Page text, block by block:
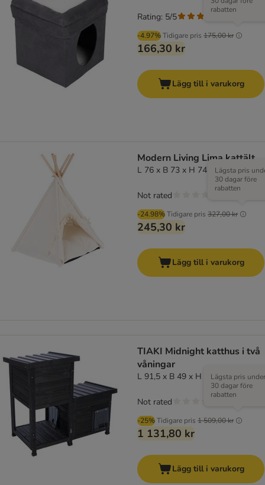
-4.97%Tidigare pris 175,00 kr
rabatten
166,30 kr
Rating: 5/5
Lägg till i varukorg
Modern Living Lima kattält
L 76 x B 73 x H 74 cm, crème
-24.98%Tidigare pris 327,00 kr
Lägsta pris
30 dagar före
rabatten
245,30 kr
Not rated
Lägg till i varukorg
TIAKI Midnight katthus i två
våningar
L 91,5 x B 49 x H 82,5 cm
-25%Tidigare pris 1 509,00 kr
Lägsta pris under
30 dagar före
rabatten
1 131,80 kr
Not rated
Lägg till i varukorg